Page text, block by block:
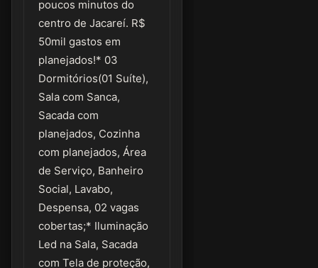
poucos minutos do
centro de Jacareí. R$
50mil gastos em
planejados!* 03
Dormitórios(01 Suíte),
Sala com Sanca,
Sacada com
planejados, Cozinha
com planejados, Área
de Serviço, Banheiro
Social, Lavabo,
Despensa, 02 vagas
cobertas;* Iluminação
Led na Sala, Sacada
com Tela de proteção,